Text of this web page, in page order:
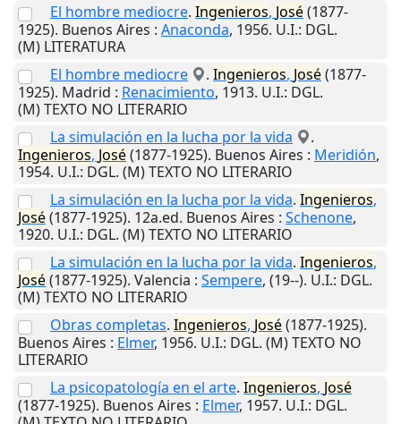
El hombre mediocre. Ingenieros, José(1877-
1925). Buenos Aires : Anaconda, 1956. U.I.: DGL.
(M) LITERATURA
El hombre mediocre
. Ingenieros, José(1877-
1925). Madrid : Renacimiento, 1913. U.I.: DGL.
(M) TEXTO NO LITERARIO
La simulación en la lucha por la vida
.
Ingenieros, José(1877-1925). Buenos Aires : Meridión,
1954. U.I.: DGL. (M) TEXTO NO LITERARIO
La simulación en la lucha por la vida. Ingenieros,
José(1877-1925). 12a.ed. Buenos Aires : Schenone,
1920. U.I.: DGL. (M) TEXTO NO LITERARIO
La simulación en la lucha por la vida. Ingenieros,
José(1877-1925). Valencia : Sempere, (19--). U.I.: DGL.
(M) TEXTO NO LITERARIO
Obras completas. Ingenieros, José(1877-1925).
Buenos Aires : Elmer, 1956. U.I.: DGL. (M) TEXTO NO
LITERARIO
La psicopatología en el arte. Ingenieros, José
(1877-1925). Buenos Aires : Elmer, 1957. U.I.: DGL.